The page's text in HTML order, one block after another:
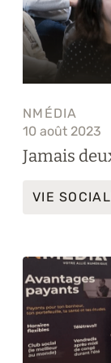
NMÉDIA
10 août 2023
Jamais
VIE